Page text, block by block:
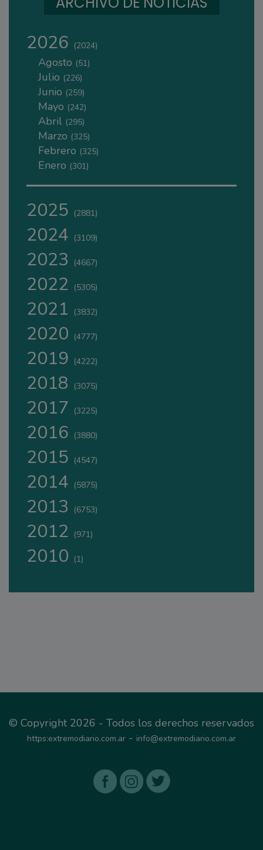
2026 (2024)
Agosto (51)
Julio (226)
Junio (259)
Mayo (242)
Abril (295)
Marzo (325)
Febrero (325)
Enero (301)
2025 (2881)
2024 (3109)
2023 (4667)
2022 (5305)
2021 (3832)
2020 (4777)
2019 (4222)
2018 (3075)
2017 (3225)
2016 (3880)
2015 (4547)
2014 (5875)
2013 (6753)
2012 (971)
2010 (1)
© Copyright 2026 - Todos los derechos reservados
https:extremodiario.com.ar - info@extremodiario.com.ar